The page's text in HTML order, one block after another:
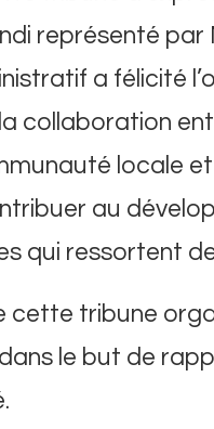
représenté par
a félicité
collaboration
locale
au
qui ressortent
cette tribune
le but de